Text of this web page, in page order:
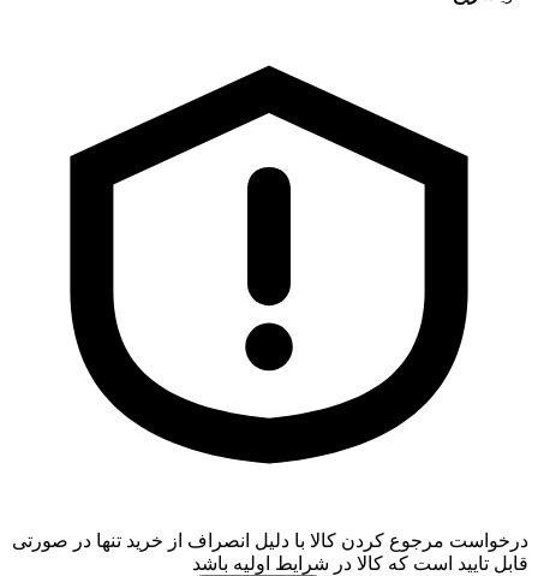
درخواست مرجوع کردن کالا با دلیل انصراف از خرید تنها در صورتی
قابل تایید است که کالا در شرایط اولیه باشد